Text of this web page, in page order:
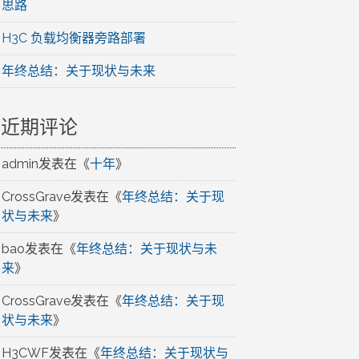
思路
H3C 负载均衡器旁路部署
年终总结：关于现状与未来
近期评论
admin发表在《十年》
CrossGrave发表在《年终总结：关于现
状与未来》
bao发表在《年终总结：关于现状与未
来》
CrossGrave发表在《年终总结：关于现
状与未来》
H3CWF发表在《年终总结：关于现状与